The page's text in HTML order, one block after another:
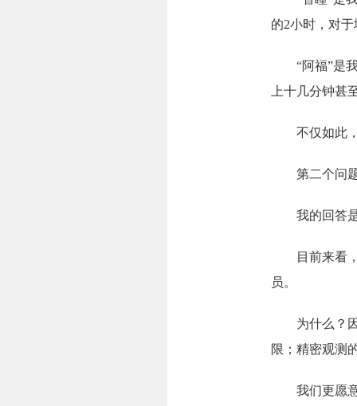
的2小时，对
“阿福”是我
上十几分钟甚
不仅如此，
第二个问题
我的回答是
目前来看，
员。
为什么？因
限；精密观测
我们更愿意